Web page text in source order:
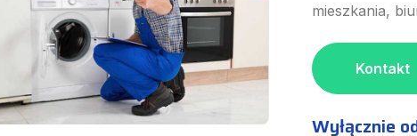
mieszkania,
Kontakt
Wyłącznie